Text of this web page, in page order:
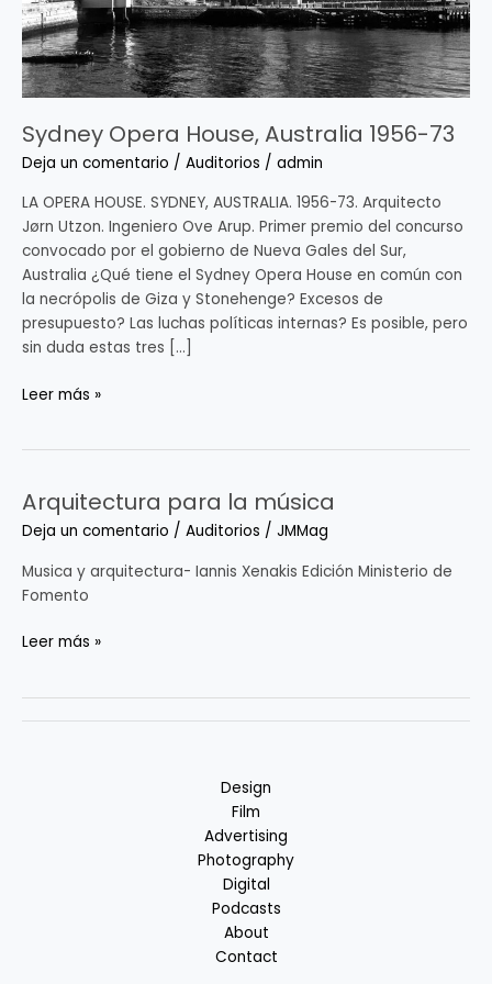
Sydney Opera House, Australia 1956-73
Deja un comentario / Auditorios / admin
LA OPERA HOUSE. SYDNEY, AUSTRALIA. 1956-73. Arquitecto
Jørn Utzon. Ingeniero Ove Arup. Primer premio del concurso
convocado por el gobierno de Nueva Gales del Sur,
Australia ¿Qué tiene el Sydney Opera House en común con
la necrópolis de Giza y Stonehenge? Excesos de
presupuesto? Las luchas políticas internas? Es posible, pero
sin duda estas tres […]
Leer más »
Arquitectura para la música
Deja un comentario / Auditorios / JMMag
Musica y arquitectura- Iannis Xenakis Edición Ministerio de
Fomento
Arquitectura
para
música
Leer más »
Design
Film
Advertising
Photography
Digital
Podcasts
About
Contact